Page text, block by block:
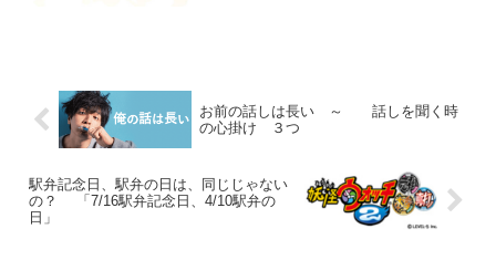
お前の話しは長い ～ 話しを聞く時
の心掛け ３つ
駅弁記念日、駅弁の日は、同じじゃない
の？ 「7/16駅弁記念日、4/10駅弁の
日」